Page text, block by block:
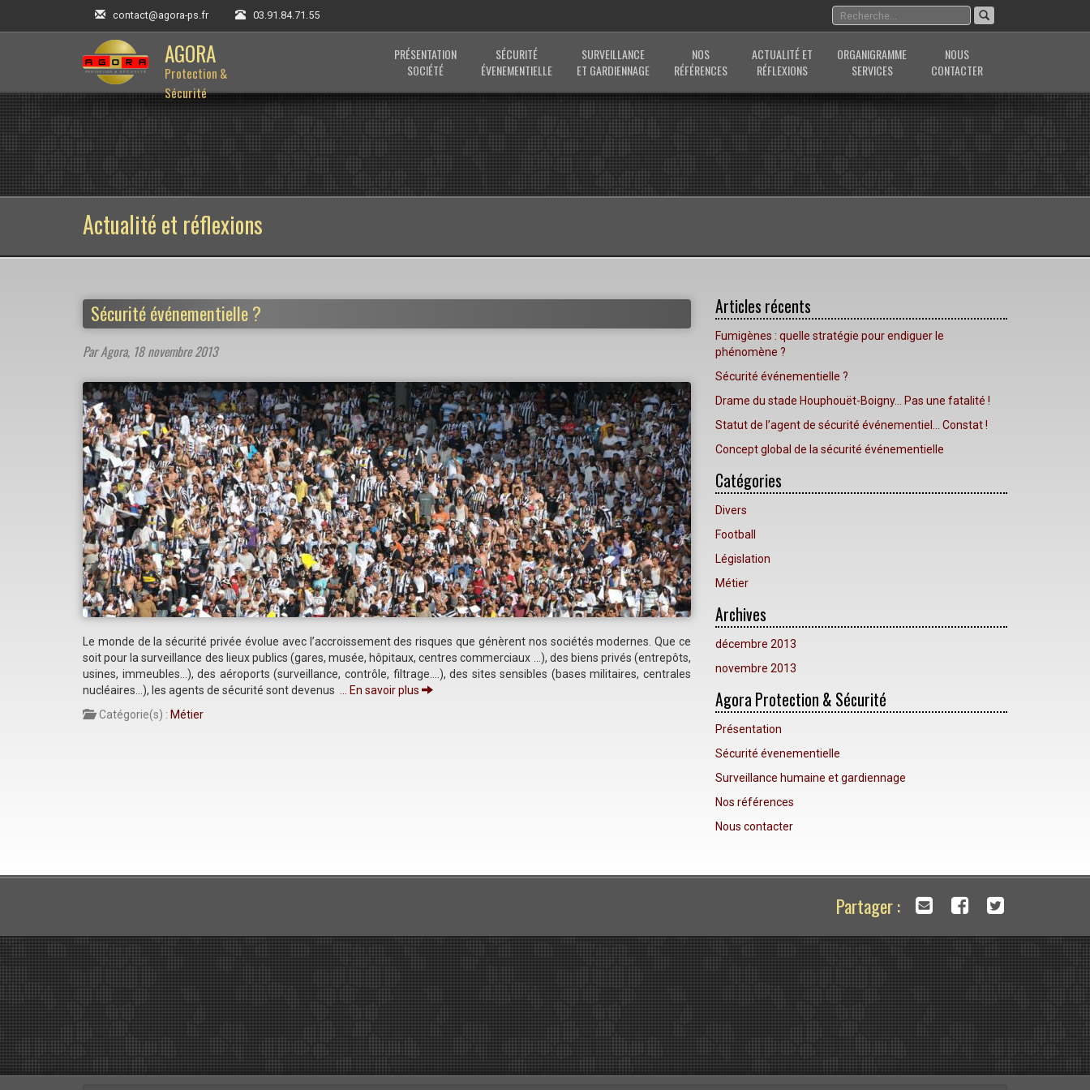
contact@agora-ps.fr 03.91.84.71.55
AGORA
Protection &
Sécurité
PRÉSENTATION
SOCIÉTÉ
SÉCURITÉ
ÉVENEMENTIELLE
SURVEILLANCE
ET GARDIENNAGE
NOS
RÉFÉRENCES
ACTUALITÉ ET
RÉFLEXIONS
ORGANIGRAMME
SERVICES
NOUS
CONTACTER
Actualité et réflexions
Sécurité événementielle ?
Par Agora, 18 novembre 2013
Le monde de la sécurité privée évolue avec l’accroissement des risques que génèrent nos sociétés modernes. Que ce
soit pour la surveillance des lieux publics (gares, musée, hôpitaux, centres commerciaux …), des biens privés (entrepôts,
usines, immeubles…), des aéroports (surveillance, contrôle, filtrage….), des sites sensibles (bases militaires, centrales
nucléaires…), les agents de sécurité sont devenus
… En savoir plus
Catégorie(s) : Métier
Articles récents
Fumigènes : quelle stratégie pour endiguer le
phénomène ?
Sécurité événementielle ?
Drame du stade Houphouët-Boigny… Pas une fatalité !
Statut de l’agent de sécurité événementiel… Constat !
Concept global de la sécurité événementielle
Catégories
Divers
Football
Législation
Métier
Archives
décembre 2013
novembre 2013
Agora Protection & Sécurité
Présentation
Sécurité évenementielle
Surveillance humaine et gardiennage
Nos références
Nous contacter
Partager :